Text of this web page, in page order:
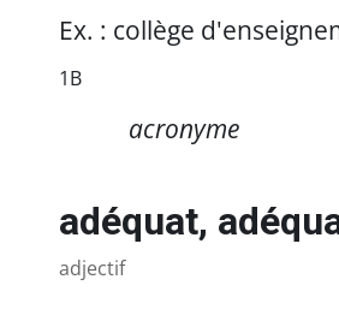
Ex. : collège
1B
https://
quebec.gouv.qc.ca/moodle_ref/
acronyme
adéquat,
adjectif